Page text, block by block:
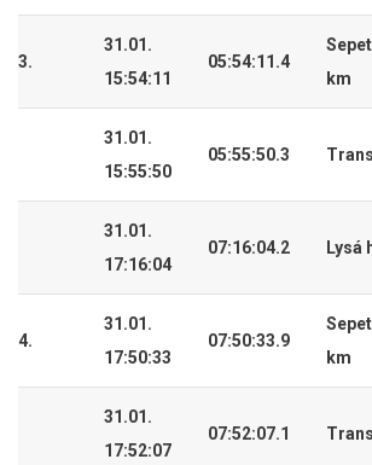
3.
31.01.
15:54:11
05:54:11.4
km
31.01.
15:55:50
05:55:50.3
31.01.
17:16:04
07:16:04.2 Lysá
4.
31.01.
17:50:33
07:50:33.9
km
31.01.
17:52:07
07:52:07.1